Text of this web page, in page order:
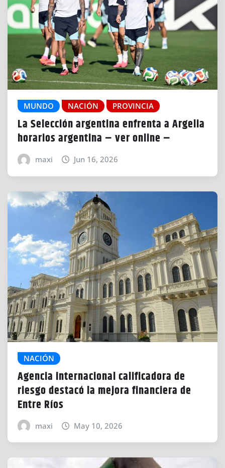
MUNDO NACIÓN PROVINCIA
La Selección argentina enfrenta a Argelia
horarios argentina – ver online –
maxi Jun 16, 2026
NACIÓN
Agencia internacional calificadora de
riesgo destacó la mejora financiera de
Entre Ríos
maxi May 10, 2026